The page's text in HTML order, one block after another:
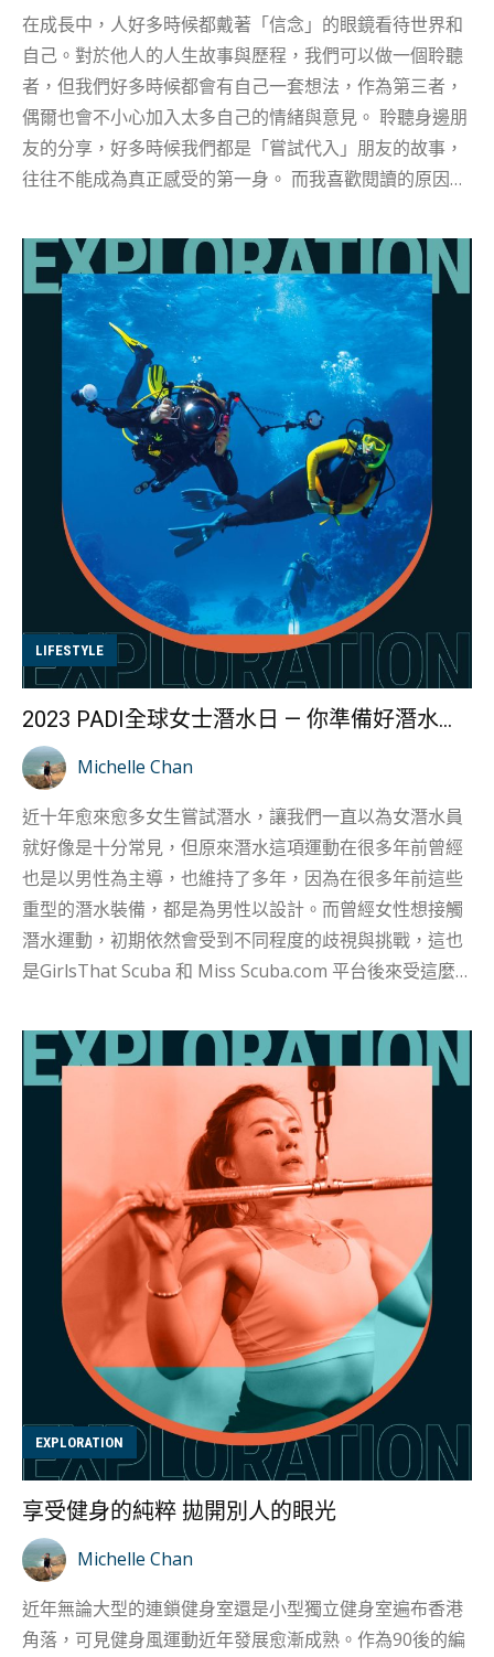
意的事項是，英國租車公司對司機年齡有一定要求，基本
上需要持有駕駛執照最少一年，而且年齡在 21 歲以上。
有些租車公司會對 25 歲以下駕駛者另外收費。例...
在成長中，人好多時候都戴著「信念」的眼鏡看待世界和
自己。對於他人的人生故事與歷程，我們可以做一個聆聽
者，但我們好多時候都會有自己一套想法，作為第三者，
偶爾也會不小心加入太多自己的情緒與意見。 聆聽身邊朋
友的分享，好多時候我們都是「嘗試代入」朋友的故事，
往往不能成為真正感受的第一身。 而我喜歡閱讀的原因，
讀別人的人生故事，更容易抽離自己、代入書中的世界，
換位感受不一樣的世界面貌與人生故事。一年一度的書展
又是入手新書的時候，這次為你準備了幾位女生對人生經
濟、價值觀的分享，在你想一個人靜靜的時候，也是個不
錯的消閒選擇。 不要活成別人想要的樣子，要活出自己快
樂的樣子——Jens Mama 給所有女孩、女人與媽媽們最實
用且貼心的人生守則 Jens Mama是位年輕的網誌作家，經
常在社交平台分享寫作語錄，同時亦位新手媽媽。 本書中
Jens MaMa提醒所有媽媽們千萬不要把自己活在別人嘴
裡，要找回自信，活出屬於自己的人生。除了對於媽媽角
色的思考外，第四單元「什麼是婚姻？」、第五單元「婚
後生活」與第六單元「教養，別把孩子養成別人想要的樣
子」，作者針對婚姻、教養以及婚後生活的改變等，分享
自己的生命體悟。 她亦曾分享指：「我是妻子、我是女
兒，我是媽媽…我… 更是我自己…，請不要拿著自以為的認
知，和社會期待去評價一位媽媽。把時間留給自己，把愛
分給自己…並不代表你是位失敗/懶惰的媽媽。 在孩子眼
中…你是個教會他如何「愛自己」的媽媽。書中的分享說
中了大部分女生的心事，也可以在你在社會中，對自己作
為女性身分感到迷失時，重新為你指引方向。 茶室女人
心：萬華紅燈區的故事 李玟萱在《茶室女人心》書中記錄
了12位曾在茶室工作或從事性交易女性的故事，她們大多
於1950...
LIFESTYLE
2023 PADI全球女士潛水日 — 你準備好潛水慶祝未？﹗
Michelle Chan
近十年愈來愈多女生嘗試潛水，讓我們一直以為女潛水員
就好像是十分常見，但原來潛水這項運動在很多年前曾經
也是以男性為主導，也維持了多年，因為在很多年前這些
重型的潛水裝備，都是為男性以設計。而曾經女性想接觸
潛水運動，初期依然會受到不同程度的歧視與挑戰，這也
是GirlsThat Scuba 和 Miss Scuba.com 平台後來受這麼
經有愈來愈多女性可以自由自在地在水底旅行，享受潛水
運動的快樂。 今年2023年7月15日是潛水考牌機構PADI，
已經是PADI第六年舉辦「全球女士潛水日」，始於2015
年的全球女士潛水日，旨在鼓勵更多女性參與潛水運動，
其實表揚與鼓勵的，不止潛水員，還有女性海洋科學家、
潛水教練、自然資源保護主義者、潛水中心經理、潛水探
險家、水底攝影師等等，PADI成員們都會紛紛親自或通過
線上參加這個活動，來慶祝潛水圈嘅發展﹗ 自成立以來，
數萬名有無經驗的潛水員參加了超過4000個PADI全球女
士潛水日活動，遍佈全球100多個國家。世界各地都有潛
水組織自發舉辦「PADI全球女士潛水日」活動，例如日
本、印尼、馬爾代夫等潛水勝地。 在 Instagram 查看這
Center（@orientbluedivecenter）分享的貼文
IG@orientbluedivecenter 各地女士潛水日慶祝活動 沙特
阿拉伯(Saudi Arabia) 一個曾經只有非常少女性有機會潛
水嘅地方，——沙特阿拉伯，曾經於2019年「PADI全球
女士潛水日」活動，𨘋請了當地第一位女性 PADI 教練之
一 Jennifer Simpson、第一位沙特女性 PADI 教練之一
Sarah Abdull...
EXPLORATION
享受健身的純粹 拋開別人的眼光
Michelle Chan
近年無論大型的連鎖健身室還是小型獨立健身室遍布香港
角落，可見健身風運動近年發展愈漸成熟。作為90後的編